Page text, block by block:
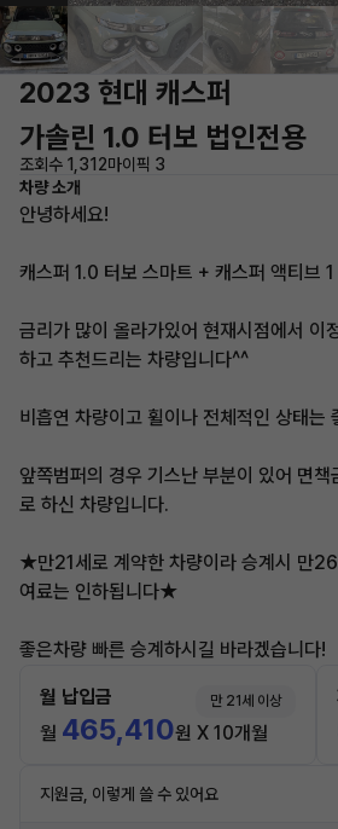
2023 현대 캐스퍼
가솔린 1.0 터보 법인전용
조회수 1,312마이픽 3
차량 소개
안녕하세요!
캐스퍼 1.0 터보 스마트 + 캐스퍼 액티브
금리가 많이 올라가있어 현재시점에서 이
하고 추천드리는 차량입니다^^
비흡연 차량이고 휠이나 전체적인 상태는
앞쪽범퍼의 경우 기스난 부분이 있어 면책
로 하신 차량입니다.
★만21세로 계약한 차량이라 승계시 만
여료는 인하됩니다★
좋은차량 빠른 승계하시길 바라겠습니다!
월 납입금 만 21세 이상
월 465,410원 X 10개월
지원금, 이렇게 쓸 수 있어요